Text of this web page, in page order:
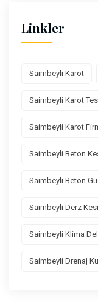
Linkler
Saimbeyli Karot
Saimbeyli Karot
Saimbeyli Karot
Saimbeyli Beton
Saimbeyli Beton
Saimbeyli Derz
Saimbeyli Klima
Saimbeyli Drenaj